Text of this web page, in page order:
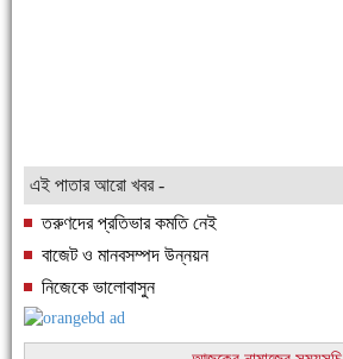
এই পাতার আরো খবর -
তরুণদের প্রতিভার কমতি নেই
বাজেট ও মানবসম্পদ উন্নয়ন
নিজেকে ভালোবাসুন